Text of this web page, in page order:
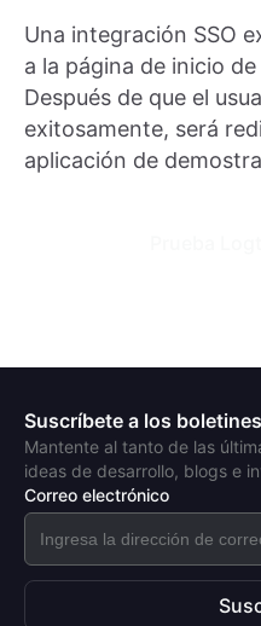
Una integración SSO
a la página de inicio
Después de que el
exitosamente, será
aplicación de
Suscríbete a los
Mantente al tanto de las
ideas de desarrollo, blogs e
Correo electrónico